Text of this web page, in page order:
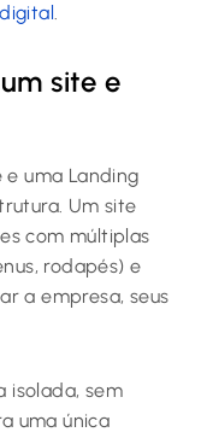
.
site e
uma Landing
Um site
com múltiplas
rodapés) e
a empresa, seus
isolada, sem
uma única